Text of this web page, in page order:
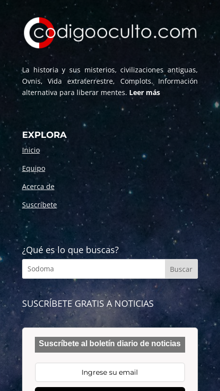
La historia y sus misterios, civilizaciones antiguas,
Ovnis, Vida extraterrestre, Complots. Información
alternativa para liberar mentes. Leer más
EXPLORA
Inicio
Equipo
Acerca de
Suscríbete
¿Qué es lo que buscas?
SUSCRÍBETE GRATIS A NOTICIAS
Suscríbete al boletín diario de noticias